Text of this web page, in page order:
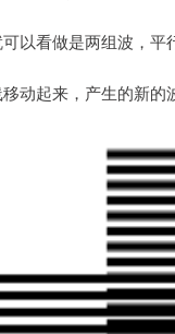
以看做是两组波，平
动起来，产生的新的